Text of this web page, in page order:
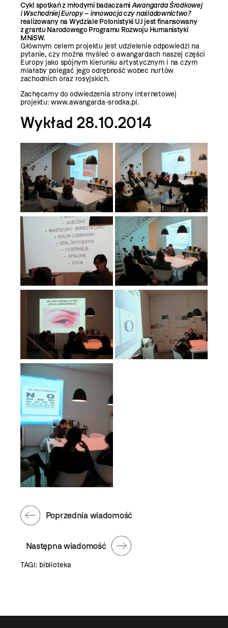
Cykl spotkań z młodymi badaczamiAwangarda Środkowej
i Wschodniej Europy – innowacja czy naśladownictwo?
realizowany na Wydziale Polonistyki UJ jest finansowany
z grantu Narodowego Programu Rozwoju Humanistyki
MNiSW.
Głównym celem projektu jest udzielenie odpowiedzi na
pytanie, czy można myśleć o awangardach naszej części
Europy jako spójnym kierunku artystycznym i na czym
miałaby polegać jego odrębność wobec nurtów
zachodnich oraz rosyjskich.
Zachęcamy do odwiedzenia strony internetowej
projektu:www.awangarda-srodka.pl.
Wykład 28.10.2014
Następna wiadomość
Poprzednia wiadomość
TAGI: biblioteka